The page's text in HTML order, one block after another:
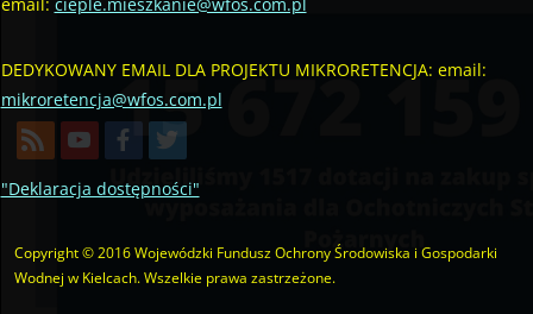
Konsultanci obsługujący infolinię,
o programie oraz wyjaśniać
w godzinach od 8:00 do
DEDYKOWANY EMAIL DLA PROJEKTU MIKRORETENCJA: email:
mikroretencja@wfos.com.pl
"Deklaracja dostępności"
Copyright © 2016 Wojewódzki Fundusz Ochrony Środowiska i Gospodarki
Wodnej w Kielcach. Wszelkie prawa zastrzeżone.